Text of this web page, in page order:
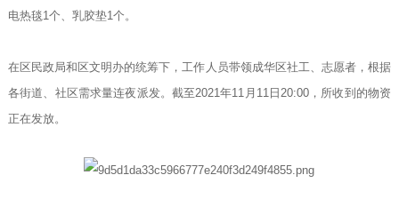
电热毯1个、乳胶垫1个。
在区民政局和区文明办的统筹下，工作人员带领成华区社工、志愿者，根据
各街道、社区需求量连夜派发。截至2021年11月11日20:00，所收到的物资
正在发放。